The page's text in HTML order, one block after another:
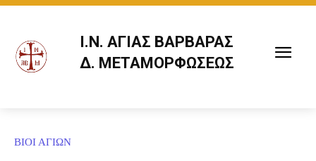
Ι.Ν. ΑΓΙΑΣ ΒΑΡΒΑΡΑΣ
Δ. ΜΕΤΑΜΟΡΦΩΣΕΩΣ
ΒΙΟΙ ΑΓΙΩΝ